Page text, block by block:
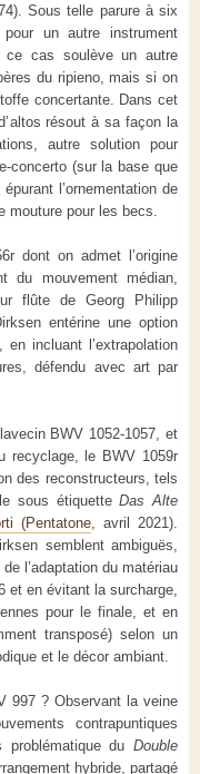
Sous telle parure à six
un autre instrument
cas soulève un autre
du ripieno, mais si on
concertante. Dans cet
résout à sa façon la
autre solution pour
concerto (sur la base que
l’ornementation de
mouture pour les becs.
dont on admet l’origine
du mouvement médian,
flûte de Georg Philipp
entérine une option
incluant l’extrapolation
défendu avec art par
BWV 1052-1057, et
recyclage, le BWV 1059r
des reconstructeurs, tels
sous étiquetteDas Alte
(Pentatone , avril 2021).
semblent ambiguës,
l’adaptation du matériau
et en évitant la surcharge,
pour le finale, et en
transposé) selon un
et le décor ambiant.
997 ? Observant la veine
contrapuntiques
problématique duDouble
hybride, partagé